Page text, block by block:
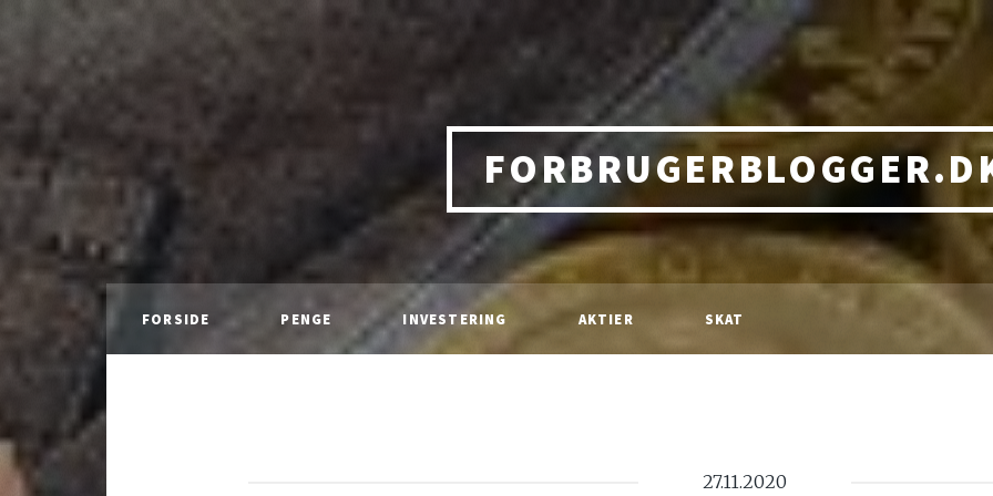
FORSIDE PENGE INVESTERING AKTIER SKAT
27.11.2020